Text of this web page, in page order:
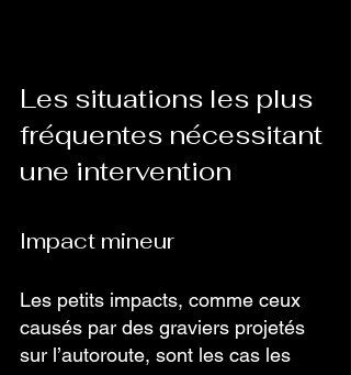
Les situations les plus
fréquentes nécessitant
une intervention
Impact mineur
Les petits impacts, comme ceux
causés par des graviers projetés
sur l’autoroute, sont les cas les